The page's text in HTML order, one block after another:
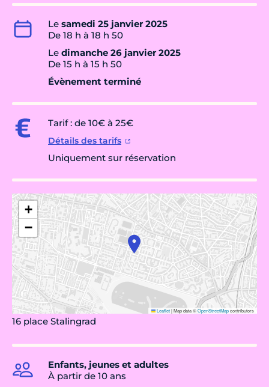
Le samedi 25 janvier 2025
De 18 h à 18 h 50
Le dimanche 26 janvier 2025
De 15 h à 15 h 50
Évènement terminé
Tarif : de 10€ à 25€
Détails des tarifs
Uniquement sur réservation
+
−
Leaflet|Map data ©OpenStreetMapcontributors
16 place Stalingrad
Enfants, jeunes et adultes
À partir de 10 ans